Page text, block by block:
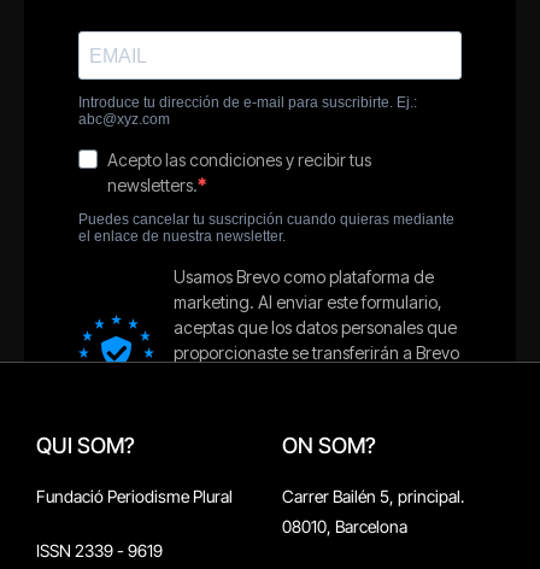
QUI SOM?
Fundació Periodisme Plural
ISSN 2339 - 9619
ON SOM?
Carrer Bailén 5, principal.
08010, Barcelona